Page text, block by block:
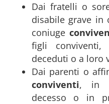
Dai fratelli o
disabile grave in
coniuge
figli
deceduti o a loro
Dai parenti o
conviventi, in
decesso o in